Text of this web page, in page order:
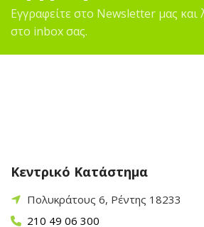
Εγγραφείτε στο Newsletter μας
στο inbox σας.
Κεντρικό Κατάστημα
Πολυκράτους 6, Ρέντης 18233
210 49 06 300